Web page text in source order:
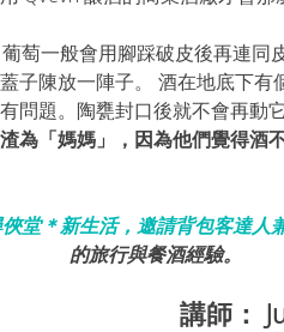
葡萄一般會用腳踩破皮後再連
子陳放一陣子。 酒在地底下
問題。陶甕封口後就不會再動
為「媽媽」，因為他們覺得酒
堂＊新生活，邀請背包客達人
的旅行與餐酒經驗。
講師：